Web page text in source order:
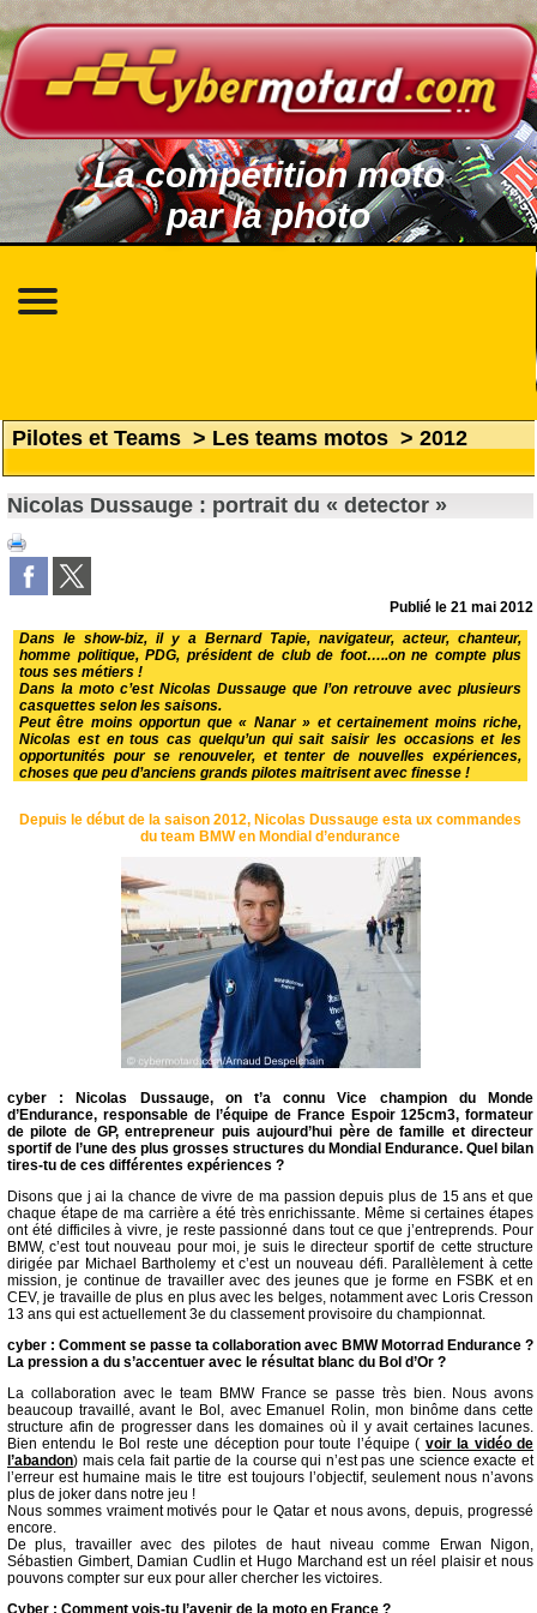
La compétition moto
par la photo
Pilotes et Teams > Les teams motos > 2012
Nicolas Dussauge : portrait du « detector »
Publié le21 mai 2012
Dans le show-biz, il y a Bernard Tapie, navigateur, acteur, chanteur,
homme politique, PDG, président de club de foot…..on ne compte plus
tous ses métiers !
Dans la moto c’est Nicolas Dussauge que l’on retrouve avec plusieurs
casquettes selon les saisons.
Peut être moins opportun que « Nanar » et certainement moins riche,
Nicolas est en tous cas quelqu’un qui sait saisir les occasions et les
opportunités pour se renouveler, et tenter de nouvelles expériences,
choses que peu d’anciens grands pilotes maitrisent avec finesse !
Depuis le début de la saison 2012, Nicolas Dussauge esta ux commandes
du team BMW en Mondial d’endurance
cyber : Nicolas Dussauge, on t’a connu Vice champion du Monde
d’Endurance, responsable de l’équipe de France Espoir 125cm3, formateur
de pilote de GP, entrepreneur puis aujourd’hui père de famille et directeur
sportif de l’une des plus grosses structures du Mondial Endurance. Quel bilan
tires-tu de ces différentes expériences ?
Disons que j ai la chance de vivre de ma passion depuis plus de 15 ans et que
chaque étape de ma carrière a été très enrichissante. Même si certaines étapes
ont été difficiles à vivre, je reste passionné dans tout ce que j’entreprends. Pour
BMW, c’est tout nouveau pour moi, je suis le directeur sportif de cette structure
dirigée par Michael Bartholemy et c’est un nouveau défi. Parallèlement à cette
mission, je continue de travailler avec des jeunes que je forme en FSBK et en
CEV, je travaille de plus en plus avec les belges, notamment avec Loris Cresson
13 ans qui est actuellement 3e du classement provisoire du championnat.
cyber : Comment se passe ta collaboration avec BMW Motorrad Endurance ?
La pression a du s’accentuer avec le résultat blanc du Bol d’Or ?
La collaboration avec le team BMW France se passe très bien. Nous avons
beaucoup travaillé, avant le Bol, avec Emanuel Rolin, mon binôme dans cette
structure afin de progresser dans les domaines où il y avait certaines lacunes.
Bien entendu le Bol reste une déception pour toute l’équipe ( voir la vidéo de
l’abandon) mais cela fait partie de la course qui n’est pas une science exacte et
l’erreur est humaine mais le titre est toujours l’objectif, seulement nous n’avons
plus de joker dans notre jeu !
Nous sommes vraiment motivés pour le Qatar et nous avons, depuis, progressé
encore.
De plus, travailler avec des pilotes de haut niveau comme Erwan Nigon,
Sébastien Gimbert, Damian Cudlin et Hugo Marchand est un réel plaisir et nous
pouvons compter sur eux pour aller chercher les victoires.
Cyber : Comment vois-tu l’avenir de la moto en France ?